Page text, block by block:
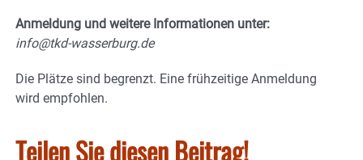
Anmeldung und weitere Informationen unter:
info@tkd-wasserburg.de
Die Plätze sind begrenzt. Eine frühzeitige Anmeldung
wird empfohlen.
Teilen Sie diesen Beitrag!